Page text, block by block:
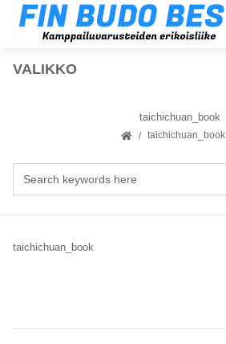
VALIKKO
taichichuan_book
taichichuan_book
taichichuan_book